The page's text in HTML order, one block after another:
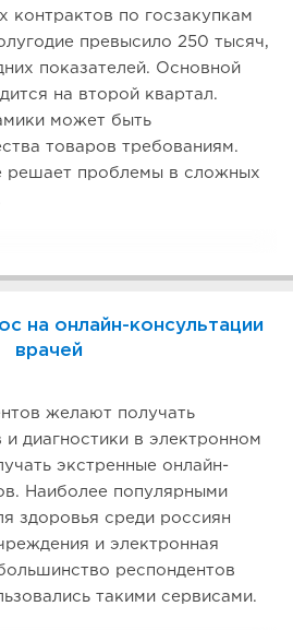
контрактов по госзакупкам
превысило 250 тысяч,
показателей. Основной
на второй квартал.
может быть
товаров требованиям.
решает проблемы в сложных
на онлайн-консультации
врачей
желают получать
и диагностики в электронном
экстренные онлайн-
Наиболее популярными
здоровья среди россиян
и электронная
респондентов
такими сервисами.